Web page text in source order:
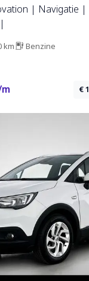
| Navigatie |
km Benzine
€